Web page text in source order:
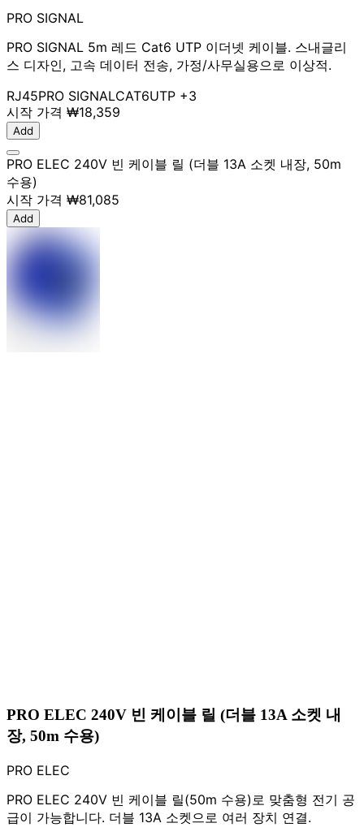
PRO SIGNAL
PRO SIGNAL 5m 레드 Cat6 UTP 이더넷 케이블. 스내글리
스 디자인, 고속 데이터 전송, 가정/사무실용으로 이상적.
RJ45PRO SIGNALCAT6UTP +3
시작 가격 ₩18,359
Add
PRO ELEC 240V 빈 케이블 릴 (더블 13A 소켓 내장, 50m
수용)
시작 가격 ₩81,085
Add
PRO ELEC 240V 빈 케이블 릴 (더블 13A 소켓 내
장, 50m 수용)
PRO ELEC
PRO ELEC 240V 빈 케이블 릴(50m 수용)로 맞춤형 전기 공
급이 가능합니다. 더블 13A 소켓으로 여러 장치 연결.